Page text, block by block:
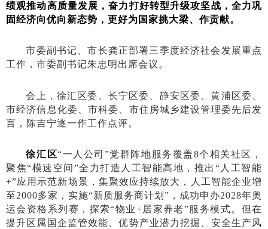
绩观推动高质量发展，奋力打好转型升级攻坚战，全力巩
固经济向优向新态势，更好为国家挑大梁、作贡献。
市委副书记、市长龚正部署三季度经济社会发展重点
工作，市委副书记朱忠明出席会议。
会上， 徐汇区委、长宁区委、静安区委、黄浦区委、
市经济信息化委、市科委、市住房城乡建设管理委先后发
言，陈吉宁逐一作工作点评。
徐汇区“一人公司”党群阵地 服务覆盖8个相关社区，
聚焦“模速空间”全力打造人工智能高地，推出“人工智能
+”应用示范新场景，集聚效应持续放大，人工智能企业增
至2000多家，实施“新质服务商计划”，成功申办2028年奥
运会资格系列赛，探索“物业+居家养老”服务模式。但在
提升区属国企监管效能、优势产业潜力挖掘、安全生产风